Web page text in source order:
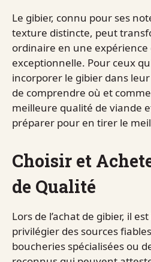
Le gibier, connu pour ses
texture distincte, peut
ordinaire en une
exceptionnelle. Pour ceux
incorporer le gibier dans
de comprendre où et
meilleure qualité de viande
préparer pour en tirer le
Choisir et
de Qualité
Lors de l’achat de gibier, il
privilégier des sources
boucheries spécialisées ou